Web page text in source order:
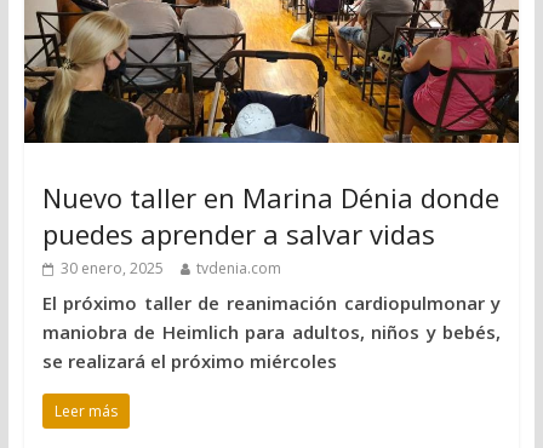
Nuevo taller en Marina Dénia donde
puedes aprender a salvar vidas
30 enero, 2025 tvdenia.com
El próximo taller de reanimación cardiopulmonar y
maniobra de Heimlich para adultos, niños y bebés,
se realizará el próximo miércoles
Leer más